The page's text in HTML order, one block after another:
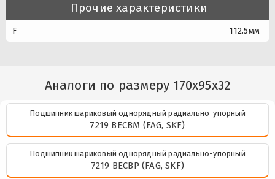
Прочие характеристики
F 112.5мм
Аналоги по размеру 170x95x32
Подшипник шариковый однорядный радиально-упорный
7219 BECBM (FAG, SKF)
Подшипник шариковый однорядный радиально-упорный
7219 BECBP (FAG, SKF)